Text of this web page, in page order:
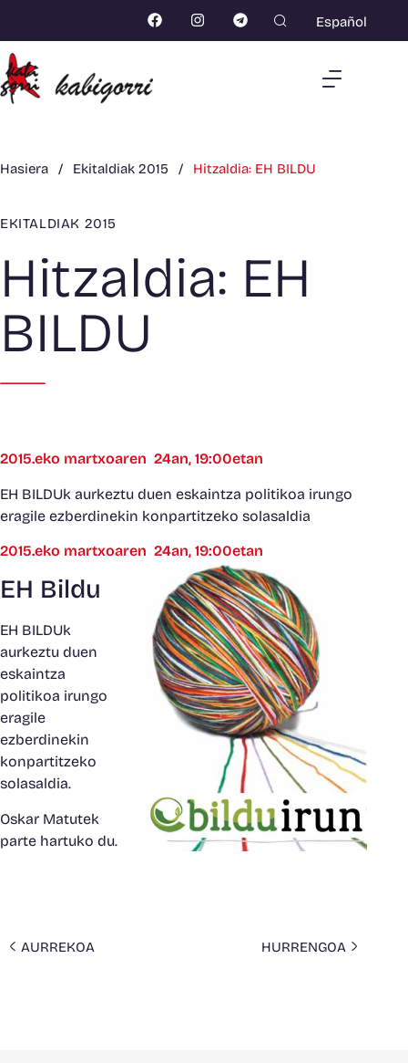
Español
Hasiera / Ekitaldiak 2015 / Hitzaldia: EH BILDU
EKITALDIAK 2015
Hitzaldia: EH
BILDU
2015.eko martxoaren 24an, 19:00etan
EH BILDUk aurkeztu duen eskaintza politikoa irungo
eragile ezberdinekin konpartitzeko solasaldia
2015.eko martxoaren 24an, 19:00etan
EH Bildu
EH BILDUk
aurkeztu duen
eskaintza
politikoa irungo
eragile
ezberdinekin
konpartitzeko
solasaldia.
Oskar Matutek
parte hartuko du.
AURREKOA HURRENGOA